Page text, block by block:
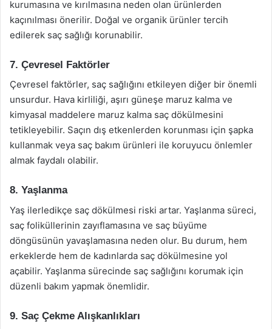
kurumasına ve kırılmasına neden olan ürünlerden
kaçınılması önerilir. Doğal ve organik ürünler tercih
edilerek saç sağlığı korunabilir.
7. Çevresel Faktörler
Çevresel faktörler, saç sağlığını etkileyen diğer bir önemli
unsurdur. Hava kirliliği, aşırı güneşe maruz kalma ve
kimyasal maddelere maruz kalma saç dökülmesini
tetikleyebilir. Saçın dış etkenlerden korunması için şapka
kullanmak veya saç bakım ürünleri ile koruyucu önlemler
almak faydalı olabilir.
8. Yaşlanma
Yaş ilerledikçe saç dökülmesi riski artar. Yaşlanma süreci,
saç foliküllerinin zayıflamasına ve saç büyüme
döngüsünün yavaşlamasına neden olur. Bu durum, hem
erkeklerde hem de kadınlarda saç dökülmesine yol
açabilir. Yaşlanma sürecinde saç sağlığını korumak için
düzenli bakım yapmak önemlidir.
9. Saç Çekme Alışkanlıkları